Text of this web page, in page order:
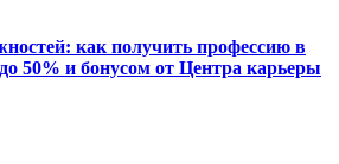
как получить профессию в
50% и бонусом от Центра карьеры